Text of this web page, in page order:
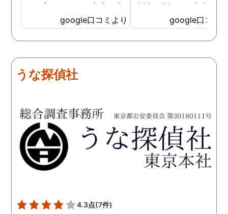
いた方も、とても率直に意
見を言っていただき、また
費用面も正直に答えていた
だき、私の望む結果を得る
言えないですが、それでも
少しでも低く抑えるアドバ
た。 調査も私の望む結果を
得るべく、尽力して頂き、
密に連絡をいただきなが
ら、丁寧に対応してくださ
いました。 おかげで、とて
も、不安で日々辛い気持ち
google口コミより
当社に依頼して本当に良
ったと実感しております
依頼中にはいろいろな相
も聞いて頂き、救われる
謝しております。 私と
何かありましたらご相談
せて頂きたいと思います
google口コミ
うな探偵社
4.3点(7件)